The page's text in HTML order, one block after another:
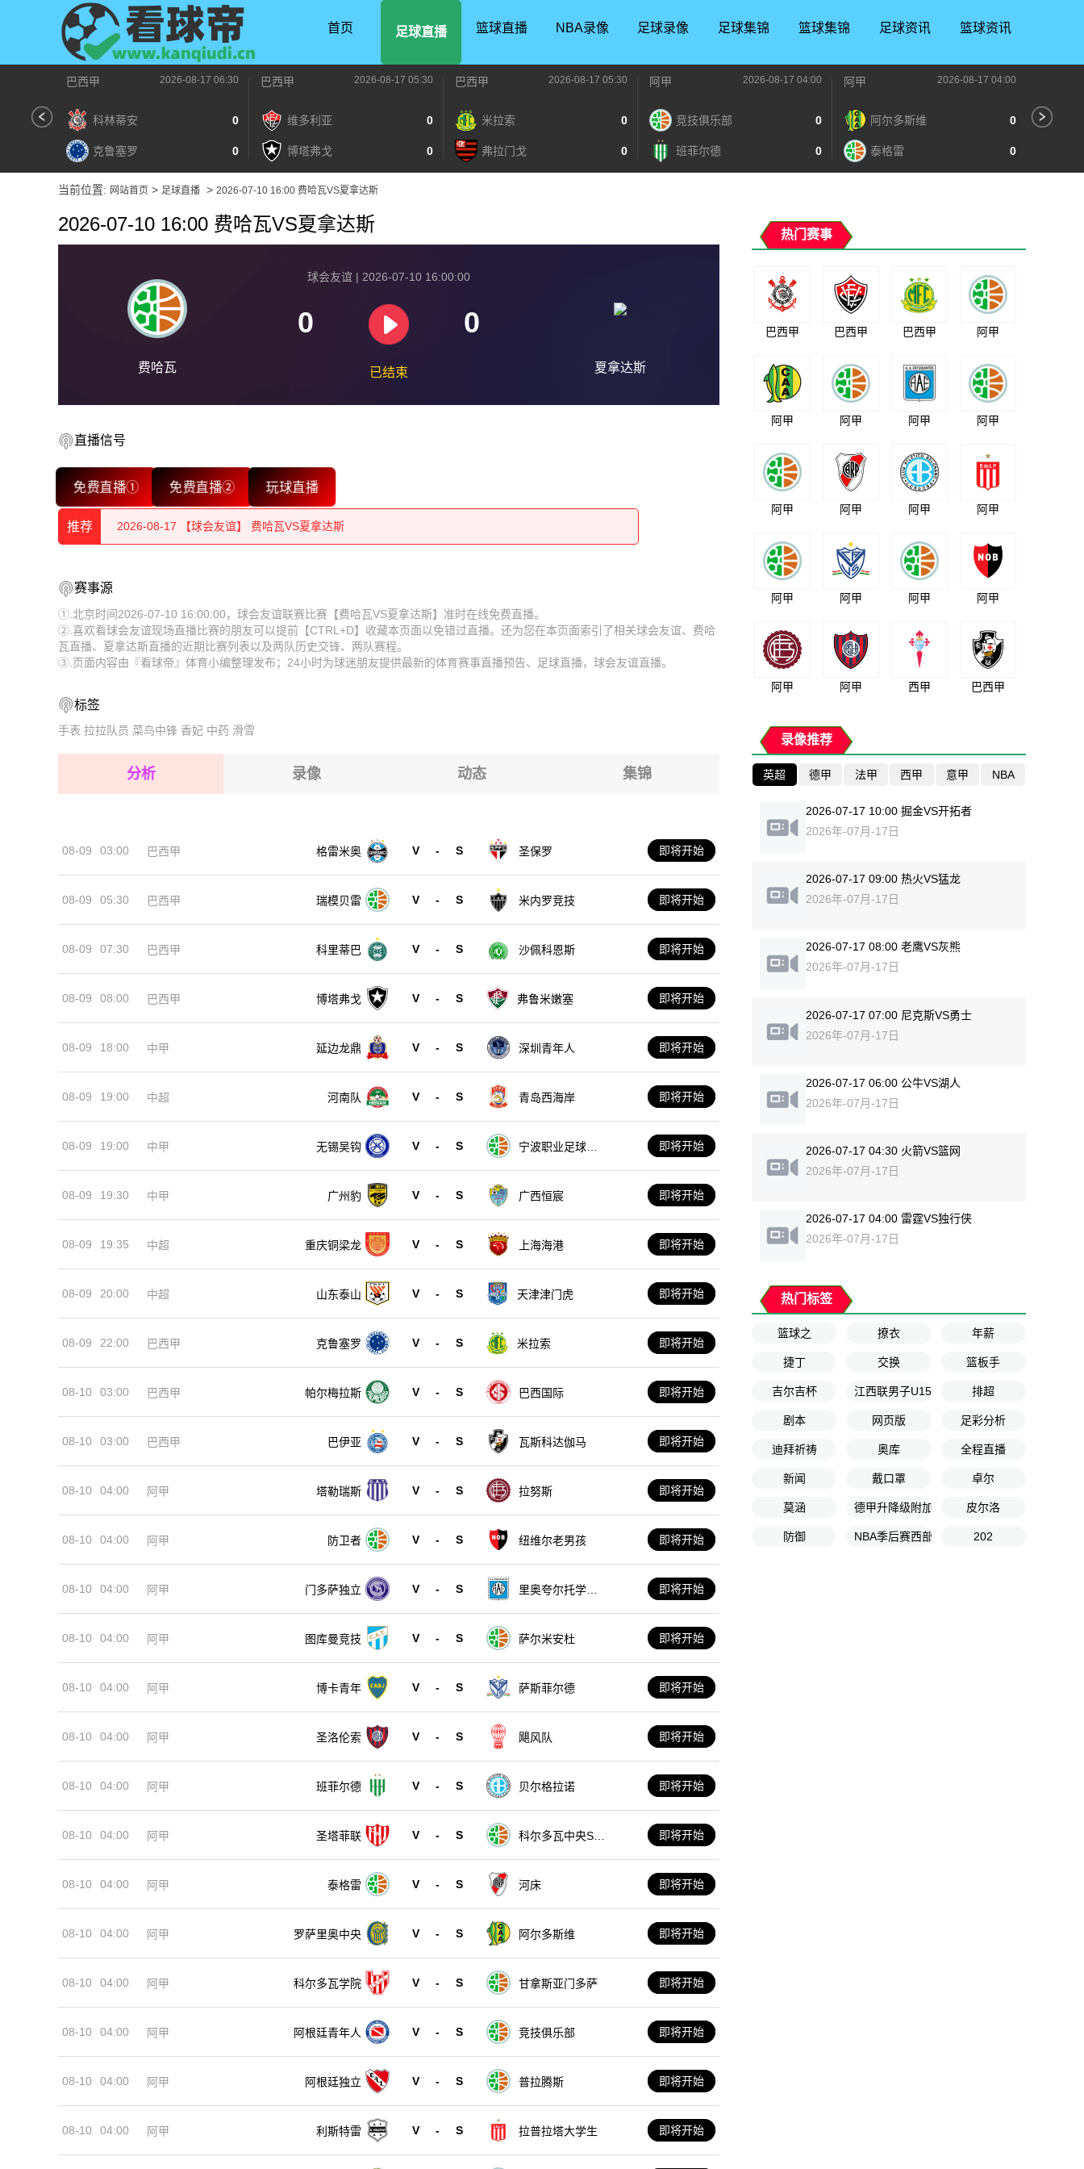
首页 足球直播 篮球直播 NBA录像 足球录像 足球集锦 篮球集锦 足球资讯 篮球资讯
巴西甲 2026-08-17 06:30
科林蒂安 0
克鲁塞罗 0
巴西甲 2026-08-17 05:30
维多利亚 0
博塔弗戈 0
巴西甲 2026-08-17 05:30
米拉索 0
弗拉门戈 0
阿甲 2026-08-17 04:00
竞技俱乐部 0
班菲尔德 0
阿甲 2026-08-17 04:00
阿尔多斯维 0
泰格雷 0
当前位置: 网站首页 > 足球直播 > 2026-07-10 16:00 费哈瓦VS夏拿达斯
2026-07-10 16:00 费哈瓦VS夏拿达斯
费哈瓦
球会友谊 | 2026-07-10 16:00:00
0 0
已结束 夏拿达斯
直播信号
免费直播① 免费直播② 玩球直播
推荐
2026-08-17 【球会友谊】 费哈瓦VS夏拿达斯
2026-08-17 【球会友谊】 费哈瓦VS夏拿达斯
2026-08-17 【球会友谊】 费哈瓦VS夏拿达斯
2026-08-17 【球会友谊】 费哈瓦VS夏拿达斯
2026-08-17 【球会友谊】 费哈瓦VS夏拿达斯
2026-08-17 【球会友谊】 费哈瓦VS夏拿达斯
2026-08-17 【球会友谊】 费哈瓦VS夏拿达斯
2026-08-17 【球会友谊】 费哈瓦VS夏拿达斯
2026-08-17 【球会友谊】 费哈瓦VS夏拿达斯
2026-08-17 【球会友谊】 费哈瓦VS夏拿达斯
赛事源
①.北京时间2026-07-10 16:00:00，球会友谊联赛比赛【费哈瓦VS夏拿达斯】准时在线免费直播。
②.喜欢看球会友谊现场直播比赛的朋友可以提前【CTRL+D】收藏本页面以免错过直播。还为您在本页面索引了相关球会友谊、费哈
瓦直播、夏拿达斯直播的近期比赛列表以及两队历史交锋、两队赛程。
③.页面内容由『看球帝』体育小编整理发布；24小时为球迷朋友提供最新的体育赛事直播预告、足球直播，球会友谊直播。
标签
手表 拉拉队员 菜鸟中锋 香妃 中药 滑雪
分析 录像 动态 集锦
08-09 03:00 巴西甲 格雷米奥 V - S 圣保罗 即将开始
08-09 05:30 巴西甲 瑞模贝雷 V - S 米内罗竞技 即将开始
08-09 07:30 巴西甲 科里蒂巴 V - S 沙佩科恩斯 即将开始
08-09 08:00 巴西甲 博塔弗戈 V - S 弗鲁米嫩塞 即将开始
08-09 18:00 中甲 延边龙鼎 V - S 深圳青年人 即将开始
08-09 19:00 中超 河南队 V - S 青岛西海岸 即将开始
08-09 19:00 中甲 无锡吴钩 V - S
宁波职业足球俱
即将开始
08-09 19:30 中甲 广州豹 V - S 广西恒宸 即将开始
08-09 19:35 中超 重庆铜梁龙 V - S 上海海港 即将开始
08-09 20:00 中超 山东泰山 V - S 天津津门虎 即将开始
08-09 22:00 巴西甲 克鲁塞罗 V - S 米拉索 即将开始
08-10 03:00 巴西甲 帕尔梅拉斯 V - S 巴西国际 即将开始
08-10 03:00 巴西甲 巴伊亚 V - S 瓦斯科达伽马 即将开始
08-10 04:00 阿甲 塔勒瑞斯 V - S 拉努斯 即将开始
08-10 04:00 阿甲 防卫者 V - S 纽维尔老男孩 即将开始
08-10 04:00 阿甲 门多萨独立 V - S
里奥夸尔托学生
即将开始
08-10 04:00 阿甲 图库曼竞技 V - S 萨尔米安杜 即将开始
08-10 04:00 阿甲 博卡青年 V - S 萨斯菲尔德 即将开始
08-10 04:00 阿甲 圣洛伦索 V - S 飓风队 即将开始
08-10 04:00 阿甲 班菲尔德 V - S 贝尔格拉诺 即将开始
08-10 04:00 阿甲 圣塔菲联 V - S
科尔多瓦中央SD
即将开始
08-10 04:00 阿甲 泰格雷 V - S 河床 即将开始
08-10 04:00 阿甲 罗萨里奥中央 V - S 阿尔多斯维 即将开始
08-10 04:00 阿甲 科尔多瓦学院 V - S 甘拿斯亚门多萨 即将开始
08-10 04:00 阿甲 阿根廷青年人 V - S 竞技俱乐部 即将开始
08-10 04:00 阿甲 阿根廷独立 V - S 普拉腾斯 即将开始
08-10 04:00 阿甲 利斯特雷 V - S 拉普拉塔大学生 即将开始
热门赛事
巴西甲 巴西甲 巴西甲 阿甲
阿甲 阿甲 阿甲 阿甲
阿甲 阿甲 阿甲 阿甲
阿甲 阿甲 阿甲 阿甲
阿甲 阿甲 西甲 巴西甲
录像推荐
英超 德甲 法甲 西甲 意甲 NBA
2026-07-17 10:00 掘金VS开拓者
2026年-07月-17日
2026-07-17 09:00 热火VS猛龙
2026年-07月-17日
2026-07-17 08:00 老鹰VS灰熊
2026年-07月-17日
2026-07-17 07:00 尼克斯VS勇士
2026年-07月-17日
2026-07-17 06:00 公牛VS湖人
2026年-07月-17日
2026-07-17 04:30 火箭VS篮网
2026年-07月-17日
2026-07-17 04:00 雷霆VS独行侠
2026年-07月-17日
热门标签
篮球之 撩衣 年薪
捷丁 交换 篮板手
吉尔吉杯 江西联男子U155到8名排名赛
排超
剧本 网页版 足彩分析
迪拜祈祷 奥库 全程直播
新闻 戴口罩 卓尔
莫涵 德甲升降级附加赛次回合皮尔洛
防御 NBA季后赛西部决赛G2 202